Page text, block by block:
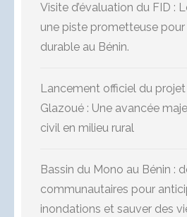
Visite d’évaluation du FID :
une piste prometteuse
durable au Bénin.
Lancement officiel du
Glazoué : Une avancée
civil en milieu rural
Bassin du Mono au Bénin :
communautaires pour
inondations et sauver des